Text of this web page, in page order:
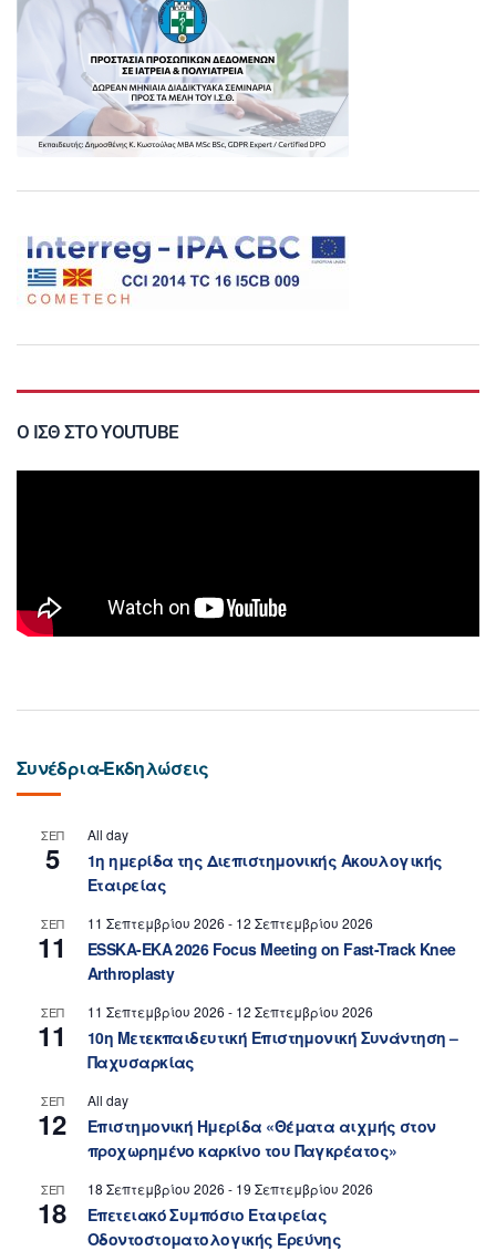
Ο ΙΣΘ ΣΤΟ YOUTUBE
Συνέδρια-Εκδηλώσεις
ΣΕΠ
5
All day
1η ημερίδα της Διεπιστημονικής Ακουλογικής
Εταιρείας
ΣΕΠ
11
11 Σεπτεμβρίου 2026 - 12 Σεπτεμβρίου 2026
ESSKA-EKA 2026 Focus Meeting on Fast-Track Knee
Arthroplasty
ΣΕΠ
11
11 Σεπτεμβρίου 2026 - 12 Σεπτεμβρίου 2026
10η Μετεκπαιδευτική Επιστημονική Συνάντηση –
Παχυσαρκίας
ΣΕΠ
12
All day
Επιστημονική Ημερίδα «Θέματα αιχμής στον
προχωρημένο καρκίνο του Παγκρέατος»
ΣΕΠ
18
18 Σεπτεμβρίου 2026 - 19 Σεπτεμβρίου 2026
Επετειακό Συμπόσιο Εταιρείας
Οδοντοστοματολογικής Ερεύνης